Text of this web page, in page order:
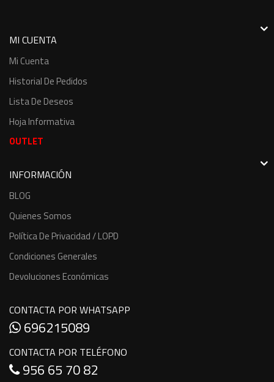
MI CUENTA
Mi Cuenta
Historial De Pedidos
Lista De Deseos
Hoja Informativa
OUTLET
INFORMACIÓN
BLOG
Quienes Somos
Política De Privacidad / LOPD
Condiciones Generales
Devoluciones Económicas
CONTACTA POR WHATSAPP
696215089
CONTACTA POR TELÉFONO
956 65 70 82